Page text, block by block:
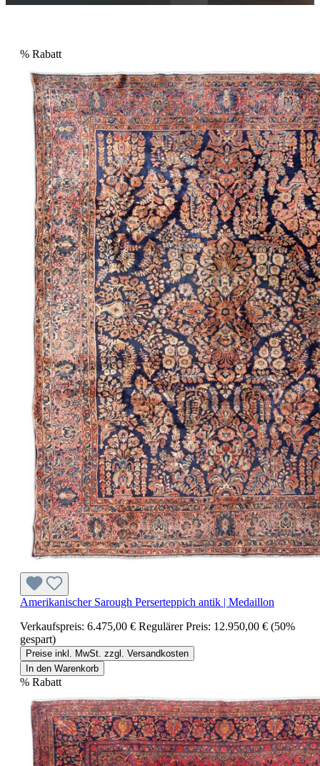
% Rabatt
Amerikanischer Sarough Perserteppich antik | Medaillon
Verkaufspreis: 6.475,00 € Regulärer Preis: 12.950,00 € (50%
gespart)
Preise inkl. MwSt. zzgl. Versandkosten
In den Warenkorb
% Rabatt